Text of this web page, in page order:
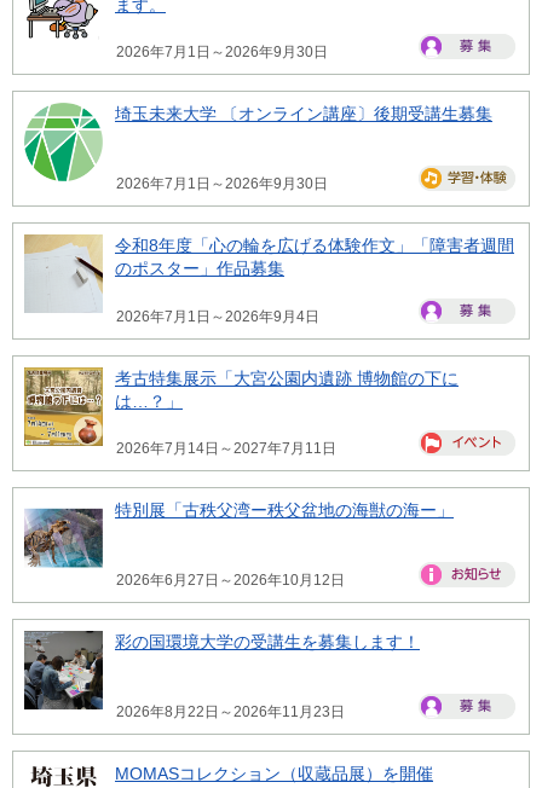
ます。
2026年7月1日～2026年9月30日
埼玉未来大学 〔オンライン講座〕後期受講生募集
2026年7月1日～2026年9月30日
令和8年度「心の輪を広げる体験作文」「障害者週間
のポスター」作品募集
2026年7月1日～2026年9月4日
考古特集展示「大宮公園内遺跡 博物館の下に
は…？」
2026年7月14日～2027年7月11日
特別展「古秩父湾ー秩父盆地の海獣の海ー」
2026年6月27日～2026年10月12日
彩の国環境大学の受講生を募集します！
2026年8月22日～2026年11月23日
MOMASコレクション（収蔵品展）を開催